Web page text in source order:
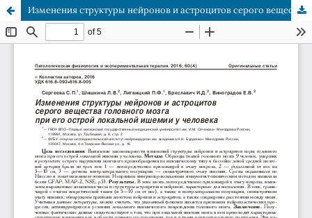
Изменения структуры нейронов и астроцитов серого вещества головного мозга при его острой локальной ишемии у человека